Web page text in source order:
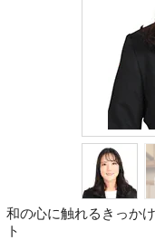
和の心に触れるきっか
ト